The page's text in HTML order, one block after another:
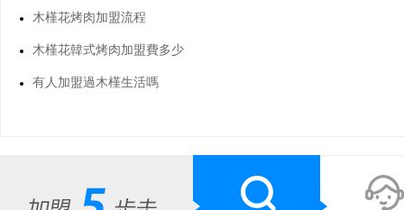
木槿花烤肉加盟流程
木槿花韓式烤肉加盟費多少
有人加盟過木槿生活嗎